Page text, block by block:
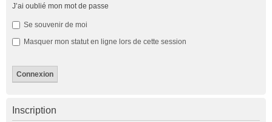
J’ai oublié mon mot de passe
Se souvenir de moi
Masquer mon statut en ligne lors de cette session
Inscription